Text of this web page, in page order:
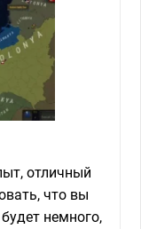
отличный
что вы
немного,